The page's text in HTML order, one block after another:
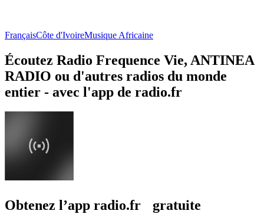
FrançaisCôte d'IvoireMusique Africaine
Écoutez Radio Frequence Vie, ANTINEA
RADIO ou d'autres radios du monde
entier - avec l'app de radio.fr
Obtenez l’app radio.fr gratuite